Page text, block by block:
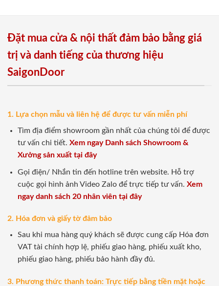
Đặt mua cửa & nội thất đảm bảo bằng giá
trị và danh tiếng của thương hiệu
SaigonDoor
1. Lựa chọn mẫu và liên hệ để được tư vấn miễn phí
Tìm địa điểm showroom gần nhất của chúng tôi để được
tư vấn chi tiết. Xem ngay Danh sách Showroom &
Xưởng sản xuất tại đây
Gọi điện/ Nhắn tin đến hotline trên website. Hỗ trợ
cuộc gọi hình ảnh Video Zalo để trực tiếp tư vấn. Xem
ngay danh sách 20 nhân viên tại đây
2. Hóa đơn và giấy tờ đảm bảo
Sau khi mua hàng quý khách sẽ được cung cấp Hóa đơn
VAT tài chính hợp lệ, phiếu giao hàng, phiếu xuất kho,
phiếu giao hàng, phiếu bảo hành đầy đủ.
3. Phương thức thanh toán: Trực tiếp bằng tiền mặt hoặc